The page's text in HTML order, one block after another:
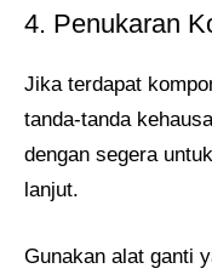
4. Penukaran
Jika terdapat
tanda-tanda
dengan segera
lanjut.
Gunakan alat ganti